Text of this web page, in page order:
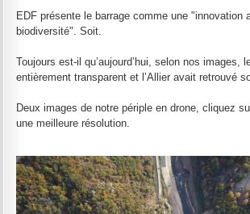
EDF présente le barrage comme une "innovation
biodiversité". Soit.
Toujours est-il qu’aujourd’hui, selon nos images,
entièrement transparent et l’Allier avait retrouvé
Deux images de notre périple en drone, cliquez
une meilleure résolution.